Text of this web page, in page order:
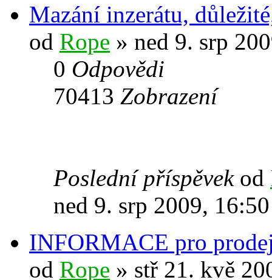
Mazání inzerátu,
od Rope » ned 9. srp
0 Odpovědi
70413 Zobrazení
Poslední příspěvek od
ned 9. srp 2009, 16:50
INFORMACE pro
od Rope » stř 21. kvě